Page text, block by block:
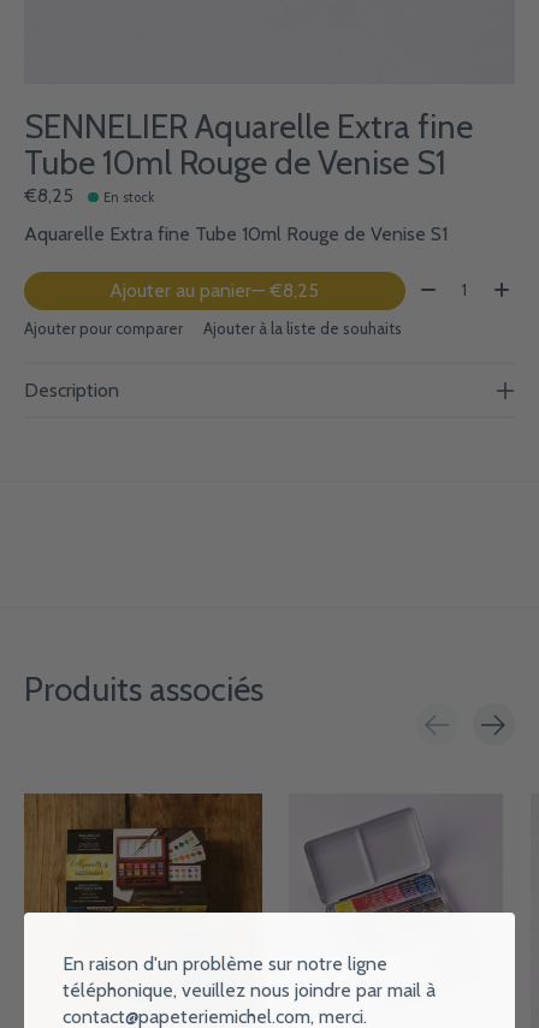
SENNELIER Aquarelle Extra fine
Tube 10ml Rouge de Venise S1
€8,25 En stock
Aquarelle Extra fine Tube 10ml Rouge de Venise S1
Ajouter au panier — €8,25 Quantité:
Ajouter pour comparer Ajouter à la liste de souhaits
Description
Produits associés
En raison d'un problème sur notre ligne
téléphonique, veuillez nous joindre par mail à
contact@papeteriemichel.com, merci.